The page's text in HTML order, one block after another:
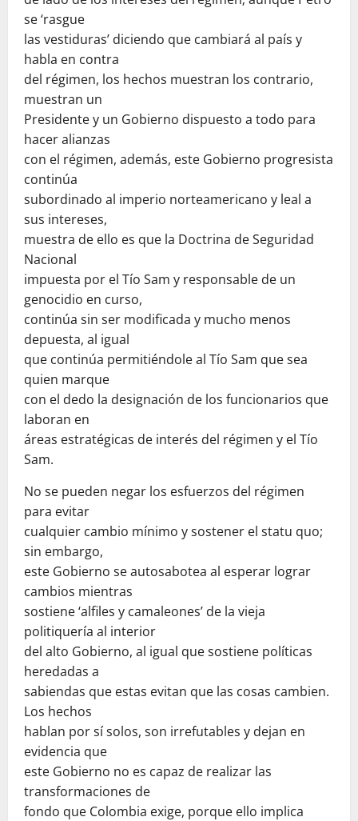
se ‘rasgue
las vestiduras’ diciendo que cambiará al país y
habla en contra
del régimen, los hechos muestran los contrario,
muestran un
Presidente y un Gobierno dispuesto a todo para
hacer alianzas
con el régimen, además, este Gobierno progresista
continúa
subordinado al imperio norteamericano y leal a
sus intereses,
muestra de ello es que la Doctrina de Seguridad
Nacional
impuesta por el Tío Sam y responsable de un
genocidio en curso,
continúa sin ser modificada y mucho menos
depuesta, al igual
que continúa permitiéndole al Tío Sam que sea
quien marque
con el dedo la designación de los funcionarios que
laboran en
áreas estratégicas de interés del régimen y el Tío
Sam.
No se pueden negar los esfuerzos del régimen
para evitar
cualquier cambio mínimo y sostener el statu quo;
sin embargo,
este Gobierno se autosabotea al esperar lograr
cambios mientras
sostiene ‘alfiles y camaleones’ de la vieja
politiquería al interior
del alto Gobierno, al igual que sostiene políticas
heredadas a
sabiendas que estas evitan que las cosas cambien.
Los hechos
hablan por sí solos, son irrefutables y dejan en
evidencia que
este Gobierno no es capaz de realizar las
transformaciones de
fondo que Colombia exige, porque ello implica